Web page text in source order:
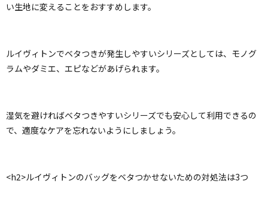
い生地に変えることをおすすめします。
ルイヴィトンでベタつきが発生しやすいシリーズとしては、モノグ
ラムやダミエ、エピなどがあげられます。
湿気を避ければベタつきやすいシリーズでも安心して利用できるの
で、適度なケアを忘れないようにしましょう。
<h2>ルイヴィトンのバッグをベタつかせないための対処法は3つ